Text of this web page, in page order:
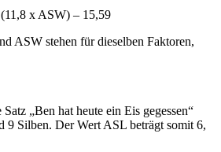
x ASW) – 15,59
ASW stehen für dieselben Faktoren,
„Ben hat heute ein Eis gegessen“
9 Silben. Der Wert ASL beträgt somit 6,